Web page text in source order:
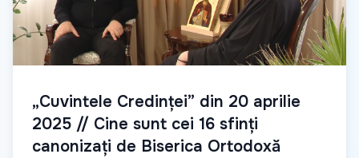
„Cuvintele Credinței” din 20 aprilie
2025 // Cine sunt cei 16 sfinți
canonizați de Biserica Ortodoxă